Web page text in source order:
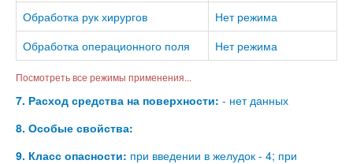
Обработка рук хирургов
Нет режима
Обработка операционного поля
Нет режима
Посмотреть все режимы применения...
7. Расход средства на поверхности: - нет данных
8. Особые свойства:
9. Класс опасности: при введении в желудок - 4; при